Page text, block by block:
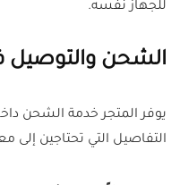
للجهاز نفسه.
الشحن
يوفر المتجر خدمة الشحن
التفاصيل التي تحتاجين إلى